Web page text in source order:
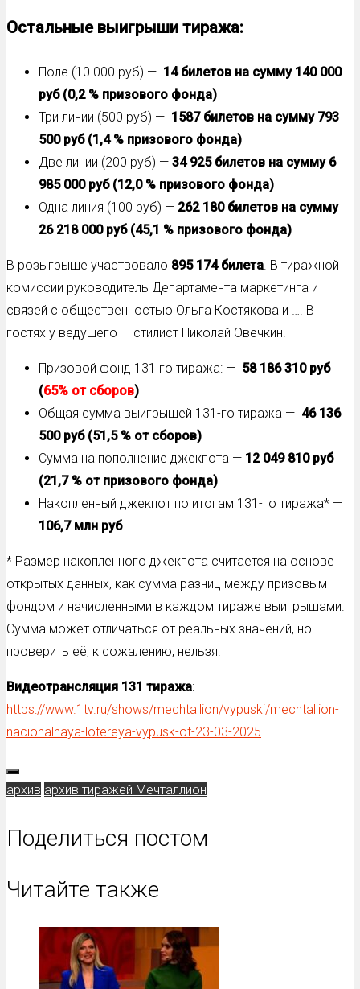
Остальные выигрыши тиража:
Поле (10 000 руб) — 14 билетов на сумму 140 000
руб(0,2 % призового фонда)
Три линии (500 руб) — 1587 билетов на сумму 793
500 руб(1,4 % призового фонда)
Две линии (200 руб) — 34 925 билетов на сумму 6
985 000 руб(12,0 % призового фонда)
Одна линия (100 руб) — 262 180 билетов на сумму
26 218 000 руб(45,1 % призового фонда)
В розыгрыше участвовало 895 174 билета . В тиражной
комиссии руководитель Департамента маркетинга и
связей с общественностью Ольга Костякова и …. В
гостях у ведущего — стилист Николай Овечкин.
Призовой фонд 131 го тиража: — 58 186 310 руб
(65% от сборов)
Общая сумма выигрышей 131-го тиража — 46 136
500 руб (51,5 % от сборов)
Сумма на пополнение джекпота — 12 049 810 руб
(21,7 % от призового фонда)
Накопленный джекпот по итогам 131-го тиража* —
106,7 млн руб
* Размер накопленного джекпота считается на основе
открытых данных, как сумма разниц между призовым
фондом и начисленными в каждом тираже выигрышами.
Сумма может отличаться от реальных значений, но
проверить её, к сожалению, нельзя.
Видеотрансляция 131 тиража: —
https://www.1tv.ru/shows/mechtallion/vypuski/mechtallion-
nacionalnaya-lotereya-vypusk-ot-23-03-2025
архив архив тиражей Мечталлион
Поделиться постом
Читайте также